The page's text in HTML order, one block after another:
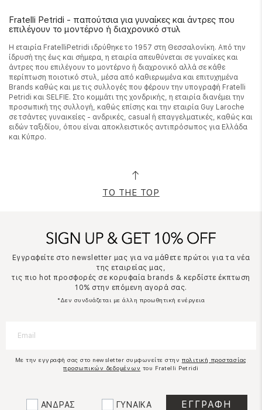
Fratelli Petridi - παπούτσια για γυναίκες και άντρες που
επιλέγουν το μοντέρνο ή διαχρονικό στυλ
Η εταιρία FratelliPetridi ιδρύθηκε το 1957 στη Θεσσαλονίκη. Από την
ίδρυσή της έως και σήμερα, η εταιρία απευθύνεται σε γυναίκες και
άντρες που επιλέγουν το μοντέρνο ή διαχρονικό αλλά σε κάθε
περίπτωση ποιοτικό στυλ, μέσα από καθιερωμένα και επιτυχημένα
Brands καθώς και με τις συλλογές που φέρουν την υπογραφή Fratelli
Petridi και SELFIE. Στο κομμάτι της χονδρικής, η εταιρία διανέμει την
προσωπική της συλλογή, καθώς επίσης και την εταιρία Guy Laroche
σε τσάντες γυναικείες - ανδρικές, casual ή επαγγελματικές, καθώς και
ειδών ταξιδίου, όπου είναι αποκλειστικός αντιπρόσωπος για Ελλάδα
και Κύπρο.
TO THE TOP
Εγγραφείτε στο newsletter μας για να μάθετε πρώτοι για τα νέα
της εταιρείας μας,
τις πιο hot προσφορές σε κορυφαία brands & κερδίστε έκπτωση
10% στην επόμενη αγορά σας.
*Δεν συνδυάζεται με άλλη προωθητική ενέργεια
Με την εγγραφή σας στο newsletter συμφωνείτε στην πολιτική προστασίας
προσωπικών δεδομένων του Fratelli Petridi
ΑΝΔΡΑΣ ΓΥΝΑΙΚΑ